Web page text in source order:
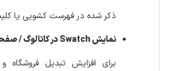
ذکر شده در فهرست کشویی یا
نمایش Swatch در کاتالوگ / صفحه آرشیو
برای افزایش تبدیل فروشگاه